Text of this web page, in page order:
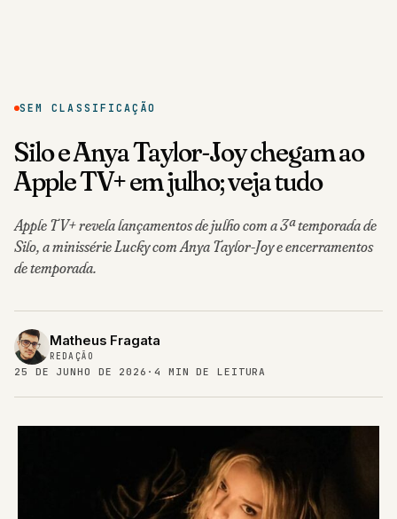
SEM CLASSIFICAÇÃO
Silo e Anya Taylor-Joy chegam ao
Apple TV+ em julho; veja tudo
Apple TV+ revela lançamentos de julho com a 3ª temporada de
Silo, a minissérie Lucky com Anya Taylor-Joy e encerramentos
de temporada.
Matheus Fragata
REDAÇÃO
25 DE JUNHO DE 2026 · 4 MIN DE LEITURA